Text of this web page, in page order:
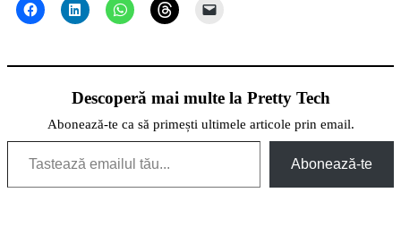
Descoperă mai multe la Pretty Tech
Abonează-te ca să primești ultimele articole prin email.
Tastează emailul tău...
Abonează-te